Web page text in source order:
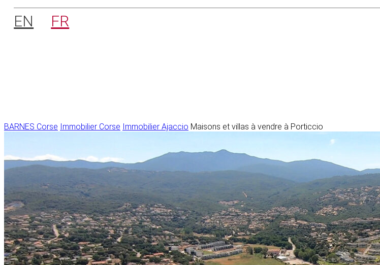
EN FR
BARNES Corse Immobilier Corse Immobilier Ajaccio Maisons et villas à vendre à Porticcio